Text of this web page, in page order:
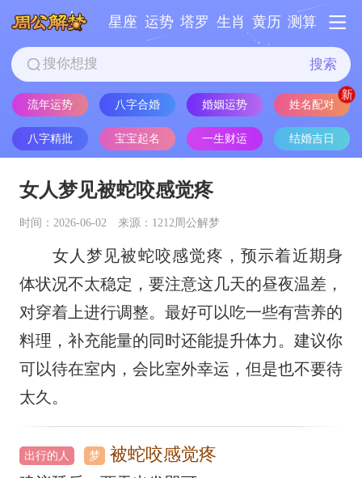
星座 运势 塔罗 生肖 黄历 测算
搜索
流年运势 八字合婚 婚姻运势 姓名配对
八字精批 宝宝起名 一生财运 结婚吉日
女人梦见被蛇咬感觉疼
时间：2026-06-02 来源：1212周公解梦
女人梦见被蛇咬感觉疼，预示着近期身
体状况不太稳定，要注意这几天的昼夜温差，
对穿着上进行调整。最好可以吃一些有营养的
料理，补充能量的同时还能提升体力。建议你
可以待在室内，会比室外幸运，但是也不要待
太久。
出行的人 梦 被蛇咬感觉疼